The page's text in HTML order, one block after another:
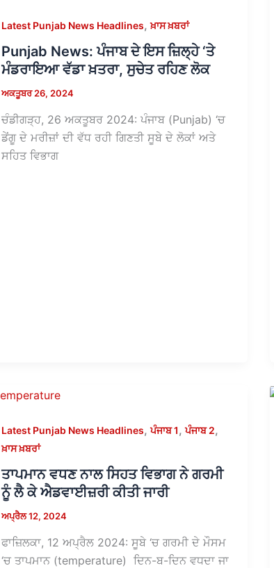
Latest Punjab News Headlines,ਖ਼ਾਸ ਖ਼ਬਰਾਂ
Punjab News: ਪੰਜਾਬ ਦੇ ਇਸ ਜ਼ਿਲ੍ਹੇ ‘ਤੇ
ਮੰਡਰਾਇਆ ਵੱਡਾ ਖ਼ਤਰਾ, ਸੁਚੇਤ ਰਹਿਣ ਲੋਕ
ਅਕਤੂਬਰ 26, 2024
ਚੰਡੀਗੜ੍ਹ, 26 ਅਕਤੂਬਰ 2024: ਪੰਜਾਬ (Punjab) ‘ਚ
ਡੇਂਗੂ ਦੇ ਮਰੀਜ਼ਾਂ ਦੀ ਵੱਧ ਰਹੀ ਗਿਣਤੀ ਸੂਬੇ ਦੇ ਲੋਕਾਂ ਅਤੇ
ਸਹਿਤ ਵਿਭਾਗ
Latest Punjab News Headlines,ਪੰਜਾਬ 1,ਪੰਜਾਬ 2,
ਖ਼ਾਸ ਖ਼ਬਰਾਂ
ਤਾਪਮਾਨ ਵਧਣ ਨਾਲ ਸਿਹਤ ਵਿਭਾਗ ਨੇ ਗਰਮੀ
ਨੂੰ ਲੈ ਕੇ ਐਡਵਾਈਜ਼ਰੀ ਕੀਤੀ ਜਾਰੀ
ਅਪ੍ਰੈਲ 12, 2024
ਫਾਜ਼ਿਲਕਾ, 12 ਅਪ੍ਰੈਲ 2024: ਸੂਬੇ ‘ਚ ਗਰਮੀ ਦੇ ਮੌਸਮ
‘ਚ ਤਾਪਮਾਨ (temperature) ਦਿਨ-ਬ-ਦਿਨ ਵਧਦਾ ਜਾ